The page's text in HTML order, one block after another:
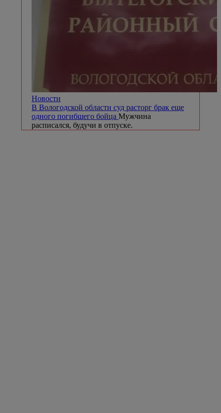
Новости
В Вологодской области суд расторг брак еще
одного погибшего бойца Мужчина
расписался, будучи в отпуске.